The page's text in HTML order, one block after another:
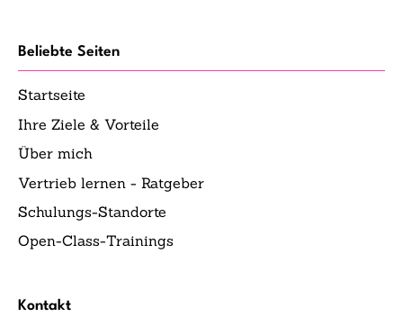
Beliebte Seiten
Startseite
Ihre Ziele & Vorteile
Über mich
Vertrieb lernen - Ratgeber
Schulungs-Standorte
Open-Class-Trainings
Kontakt